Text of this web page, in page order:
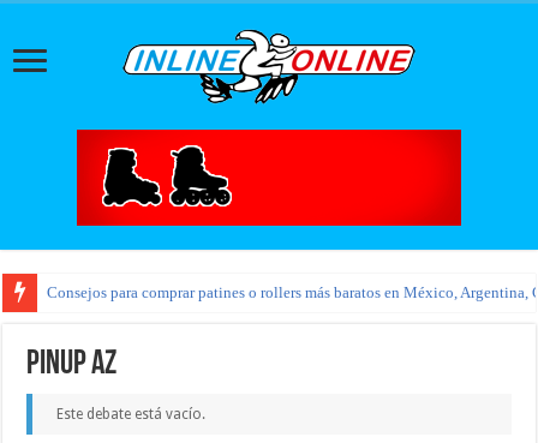
Consejos para comprar patines o rollers más baratos en México, Argentina,
pinup az
Este debate está vacío.